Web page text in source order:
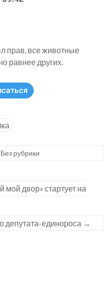
прав, все животные
равнее других.
Без рубрики
двор» стартует на
депутата-единороса →